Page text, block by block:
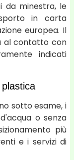
da minestra, le
in carta
europea. Il
al contatto con
indicati
sotto esame, i
o senza
più
e i servizi di